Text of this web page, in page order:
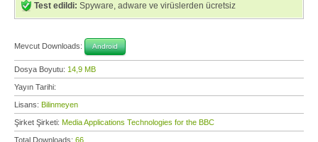
Test edildi: Spyware, adware ve virüslerden ücretsiz
Mevcut Downloads: Android
Dosya Boyutu: 14,9 MB
Yayın Tarihi:
Lisans: Bilinmeyen
Şirket Şirketi: Media Applications Technologies for the BBC
Total Downloads: 66